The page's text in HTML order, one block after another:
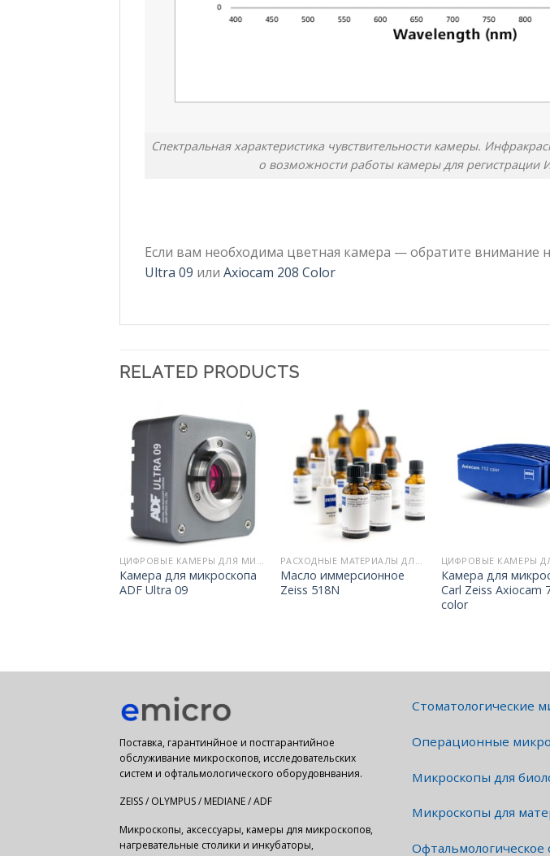
Спектральная характеристика чувствительности камеры.
о возможности работы камеры для регистрации
Если вам необходима цветная камера — обратите внимание
Ultra 09 или Axiocam 208 Color
RELATED PRODUCTS
ЦИФРОВЫЕ КАМЕРЫ ДЛЯ МИКРОСКОПОВ
Камера для микроскопа
ADF Ultra 09
РАСХОДНЫЕ МАТЕРИАЛЫ ДЛЯ МИКРОСКОПИИ
Масло иммерсионное
Zeiss 518N
Камера для
Carl Zeiss Axiocam
color
Поставка, гарантинйное и постгарантийное
обслуживание микроскопов, исследовательских
систем и офтальмологического оборудовнвания.
ZEISS / OLYMPUS / MEDIANE / ADF
Микроскопы, аксессуары, камеры для микроскопов,
нагревательные столики и инкубаторы,
Стоматологические
Операционные
Микроскопы для
Микроскопы для
Офтальмологическое